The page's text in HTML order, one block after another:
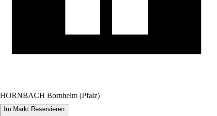
HORNBACH Bornheim (Pfalz)
Im Markt Reservieren